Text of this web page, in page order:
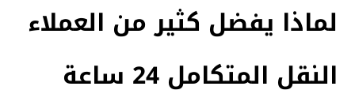
لماذا يفضل كثير من العملاء
النقل المتكامل 24 ساعة